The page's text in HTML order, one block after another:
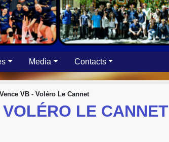
Media Contacts
VB - Voléro Le Cannet
LE CANNET